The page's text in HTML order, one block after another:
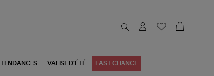
TENDANCES VALISE D'ÉTÉ LAST CHANCE